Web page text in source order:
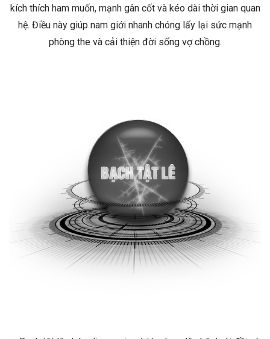
kích thích ham muốn, mạnh gân cốt và kéo dài thời gian quan
hệ. Điều này giúp nam giới nhanh chóng lấy lại sức mạnh
phòng the và cải thiện đời sống vợ chồng.